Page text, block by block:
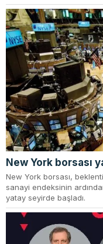
New York borsası
New York borsası,
sanayi endeksinin
yatay seyirde başladı.